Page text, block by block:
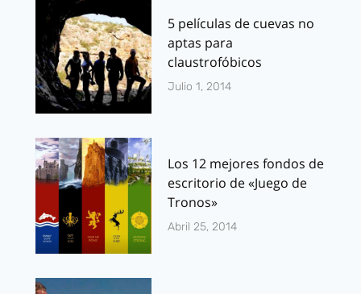
5 películas de cuevas no
aptas para
claustrofóbicos
Julio 1, 2014
Los 12 mejores fondos de
escritorio de «Juego de
Tronos»
Abril 25, 2014